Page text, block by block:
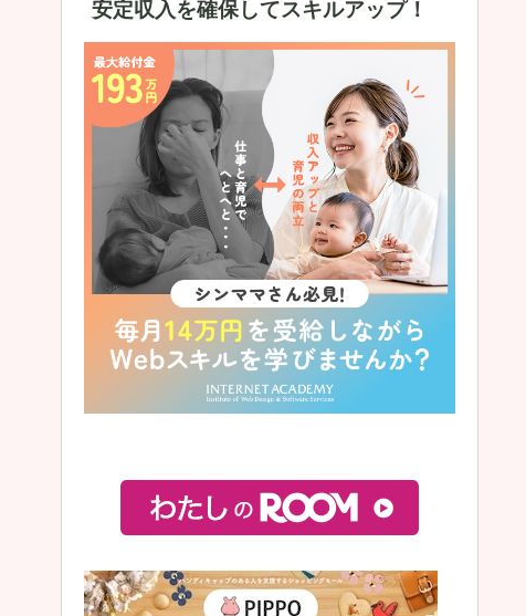
安定収入を確保してスキルアップ！